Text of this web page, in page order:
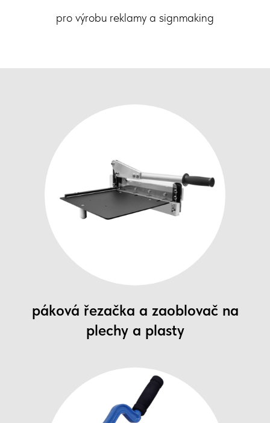
pro výrobu reklamy a signmaking
páková řezačka a zaoblovač na
plechy a plasty